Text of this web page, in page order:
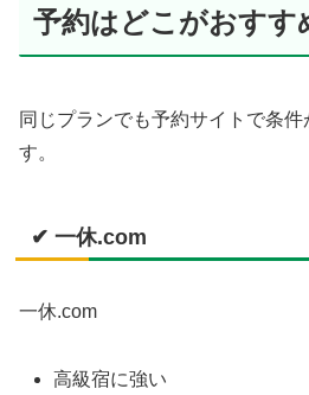
予約はどこがおすす
同じプランでも予約サイトで条件
す。
✔ 一休.com
一休.com
高級宿に強い